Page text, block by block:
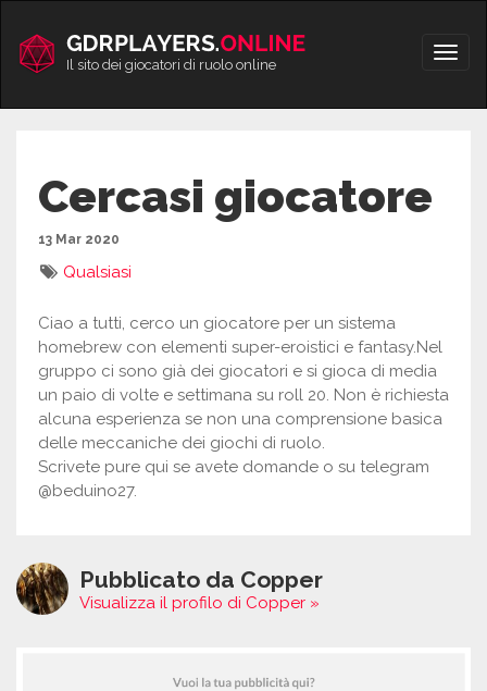
contenuto
Apri/
Il sito dei giocatori di ruolo online
Cercasi giocatore
13 Mar 2020
Qualsiasi
Ciao a tutti, cerco un giocatore per un sistema
homebrew con elementi super-eroistici e fantasy.Nel
gruppo ci sono già dei giocatori e si gioca di media
un paio di volte e settimana su roll 20. Non è richiesta
alcuna esperienza se non una comprensione basica
delle meccaniche dei giochi di ruolo.
Scrivete pure qui se avete domande o su telegram
@beduino27.
Pubblicato da Copper
Visualizza il profilo di Copper »